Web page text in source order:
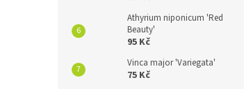
Athyrium niponicum 'Red
Beauty'
95 Kč
Vinca major 'Variegata'
75 Kč